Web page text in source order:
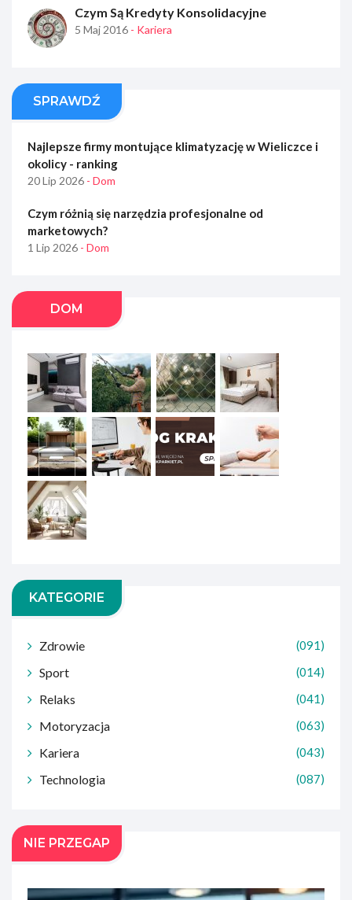
Czym Są Kredyty Konsolidacyjne
5 Maj 2016 - Kariera
SPRAWDŹ
Najlepsze firmy montujące klimatyzację w Wieliczce i
okolicy - ranking
20 Lip 2026 - Dom
Czym różnią się narzędzia profesjonalne od
marketowych?
1 Lip 2026 - Dom
DOM
KATEGORIE
Zdrowie (091)
Sport (014)
Relaks (041)
Motoryzacja (063)
Kariera (043)
Technologia (087)
NIE PRZEGAP